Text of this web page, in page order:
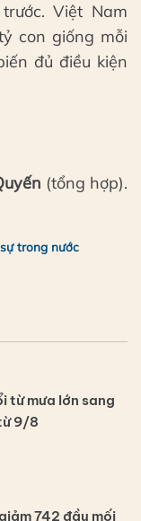
Việt Nam
con giống mỗi
đủ điều kiện
(tổng hợp).
trong nước
từ mưa lớn sang
9/8
742 đầu mối